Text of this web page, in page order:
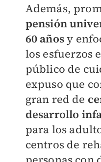
Además,
pensión
60 añosy
los esfuerzos
público de
expuso que
gran red de
desarrollo
para los
centros de